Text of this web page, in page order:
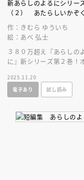
新あらしのよるにシリー
（２） あたらしいかぞく
作：きむら ゆういち
絵：あべ 弘士
３８０万超え『あらしの
に』新シリーズ第２巻！
しての「親心」が芽生え
ンに涙します。
2025.11.20
電子あり
試し読み